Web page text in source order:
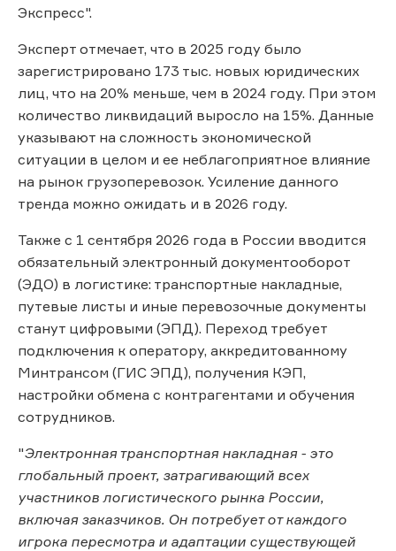
Экспресс".
Эксперт отмечает, что в 2025 году было
зарегистрировано 173 тыс. новых юридических
лиц, что на 20% меньше, чем в 2024 году. При этом
количество ликвидаций выросло на 15%. Данные
указывают на сложность экономической
ситуации в целом и ее неблагоприятное влияние
на рынок грузоперевозок. Усиление данного
тренда можно ожидать и в 2026 году.
Также с 1 сентября 2026 года в России вводится
обязательный электронный документооборот
(ЭДО) в логистике: транспортные накладные,
путевые листы и иные перевозочные документы
станут цифровыми (ЭПД). Переход требует
подключения к оператору, аккредитованному
Минтрансом (ГИС ЭПД), получения КЭП,
настройки обмена с контрагентами и обучения
сотрудников.
"Электронная транспортная накладная - это
глобальный проект, затрагивающий всех
участников логистического рынка России,
включая заказчиков. Он потребует от каждого
игрока пересмотра и адаптации существующей